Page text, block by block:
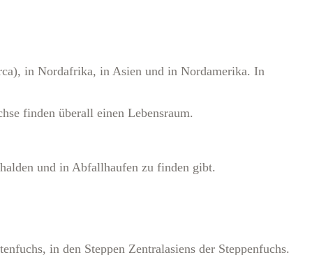
in Nordafrika, in Asien und in Nordamerika. In
finden überall einen Lebensraum.
und in Abfallhaufen zu finden gibt.
in den Steppen Zentralasiens der Steppenfuchs.